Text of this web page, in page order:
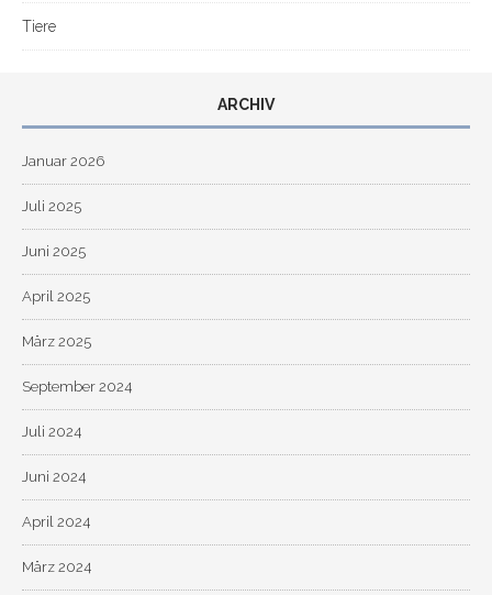
Tiere
ARCHIV
Januar 2026
Juli 2025
Juni 2025
April 2025
März 2025
September 2024
Juli 2024
Juni 2024
April 2024
März 2024